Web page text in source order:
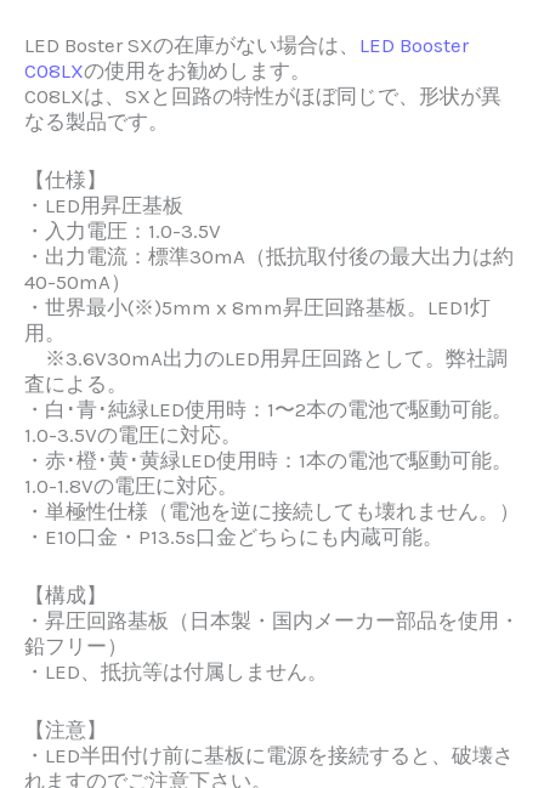
LED Boster SXの在庫がない場合は、 LED Booster
C08LXの使用をお勧めします。
C08LXは、SXと回路の特性がほぼ同じで、形状が異
なる製品です。
【仕様】
・LED用昇圧基板
・入力電圧：1.0-3.5V
・出力電流：標準30mA（抵抗取付後の最大出力は約
40-50mA）
・世界最小(※)5mm x 8mm昇圧回路基板。LED1灯
用。
※3.6V30mA出力のLED用昇圧回路として。弊社調
査による。
・白･青･純緑LED使用時：1〜2本の電池で駆動可能。
1.0-3.5Vの電圧に対応。
・赤･橙･黄･黄緑LED使用時：1本の電池で駆動可能。
1.0-1.8Vの電圧に対応。
・単極性仕様（電池を逆に接続しても壊れません。）
・E10口金・P13.5s口金どちらにも内蔵可能。
【構成】
・昇圧回路基板（日本製・国内メーカー部品を使用・
鉛フリー）
・LED、抵抗等は付属しません。
【注意】
・LED半田付け前に基板に電源を接続すると、破壊さ
れますのでご注意下さい。